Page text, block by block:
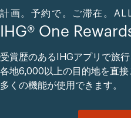
計画。予約で。ご滞在。
IHG® One
受賞歴のあるIHGアプリで旅
各地6,000以上の目的地を直
多くの機能が使用できます。